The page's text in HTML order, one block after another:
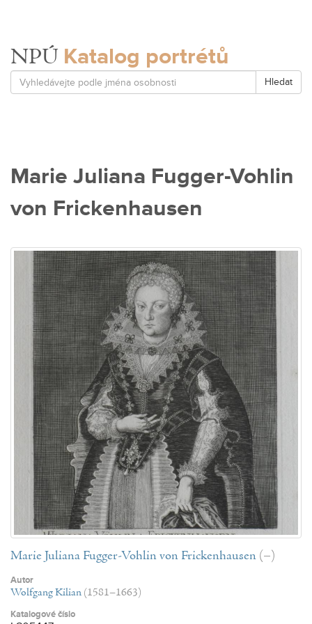
NPÚ Katalog portrétů
Hledat
Marie Juliana Fugger-Vohlin
von Frickenhausen
Marie Juliana Fugger-Vohlin von Frickenhausen (–)
Autor
Wolfgang Kilian (1581–1663)
Katalogové číslo